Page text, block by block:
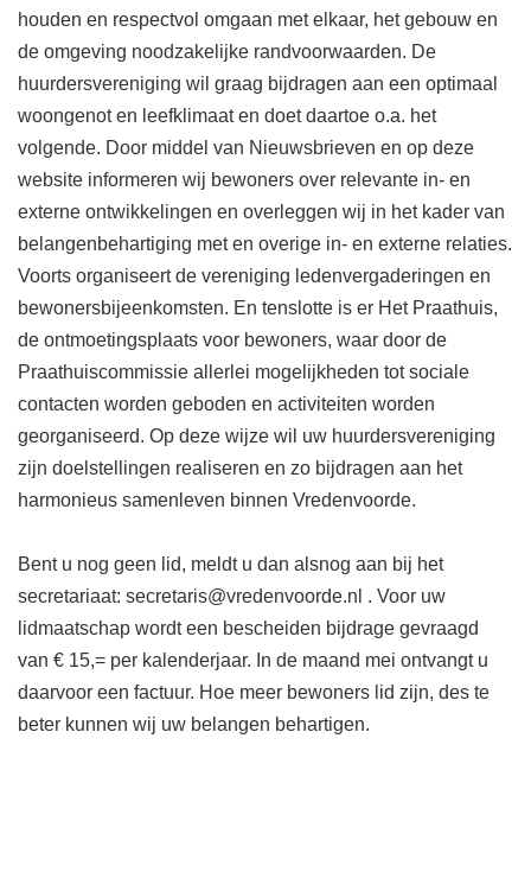
houden en respectvol omgaan met elkaar, het gebouw en
de omgeving noodzakelijke randvoorwaarden. De
huurdersvereniging wil graag bijdragen aan een optimaal
woongenot en leefklimaat en doet daartoe o.a. het
volgende. Door middel van Nieuwsbrieven en op deze
website informeren wij bewoners over relevante in- en
externe ontwikkelingen en overleggen wij in het kader van
belangenbehartiging met en overige in- en externe relaties.
Voorts organiseert de vereniging ledenvergaderingen en
bewonersbijeenkomsten. En tenslotte is er Het Praathuis,
de ontmoetingsplaats voor bewoners, waar door de
Praathuiscommissie allerlei mogelijkheden tot sociale
contacten worden geboden en activiteiten worden
georganiseerd. Op deze wijze wil uw huurdersvereniging
zijn doelstellingen realiseren en zo bijdragen aan het
harmonieus samenleven binnen Vredenvoorde.
Bent u nog geen lid, meldt u dan alsnog aan bij het
secretariaat: secretaris@vredenvoorde.nl . Voor uw
lidmaatschap wordt een bescheiden bijdrage gevraagd
van € 15,= per kalenderjaar. In de maand mei ontvangt u
daarvoor een factuur. Hoe meer bewoners lid zijn, des te
beter kunnen wij uw belangen behartigen.